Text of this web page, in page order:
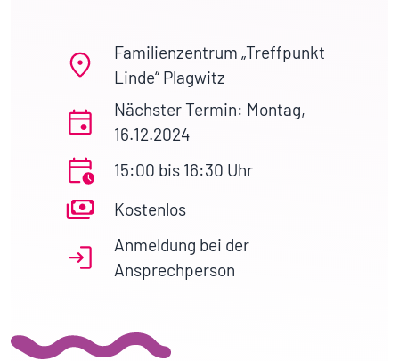
Familienzentrum „Treffpunkt
Linde“ Plagwitz
Nächster Termin: Montag,
16.12.2024
15:00 bis 16:30 Uhr
Kostenlos
Anmeldung bei der
Ansprechperson